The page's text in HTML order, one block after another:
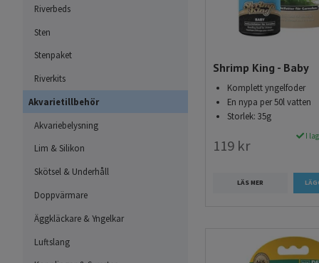
Riverbeds
Sten
Stenpaket
Riverkits
Akvarietillbehör
Akvariebelysning
Lim & Silikon
Skötsel & Underhåll
Doppvärmare
Äggkläckare & Yngelkar
Luftslang
Shrimp Lollies
täckta med ett
som räkor älskar.
av den. Shrimp
beteende och hjälper
Flingfoder
Flingfoder som till
populärt bland
nödvändiga
Shrimp King - Baby
Komplett yngelfoder
En nypa per 50l vatten
Storlek: 35g
119 kr
I
LÄS MER